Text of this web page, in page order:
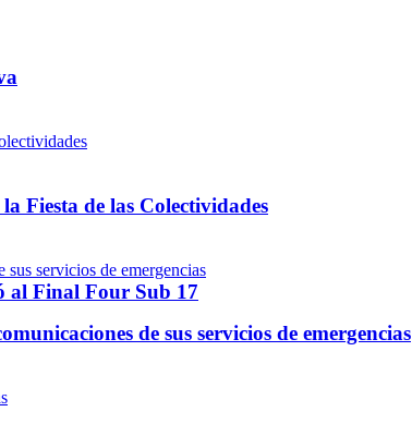
Fiesta de las Colectividades
de sus servicios de emergencias
al Final Four Sub 17